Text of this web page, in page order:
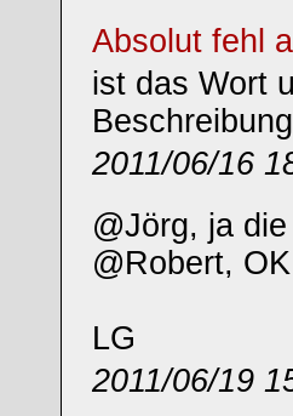
Absolut fehl
ist das Wort
2011/06/16
@Jörg, ja
@Robert,
LG
2011/06/19